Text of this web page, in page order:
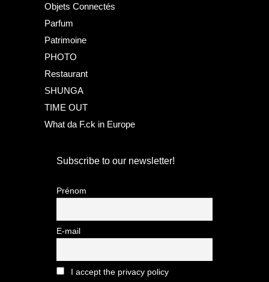
Objets Connectés
Parfum
Patrimoine
PHOTO
Restaurant
SHUNGA
TIME OUT
What da F.ck in Europe
Subscribe to our newsletter!
Prénom
E-mail
I accept the privacy policy